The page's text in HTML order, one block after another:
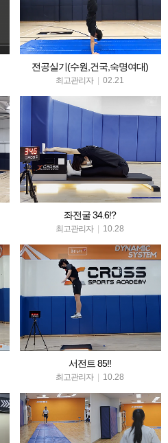
전공실기(수원,건국,숙명여대)
최고관리자 | 02.21
좌전굴 34.6!?
최고관리자 | 10.28
서전트 85!!
최고관리자 | 10.28